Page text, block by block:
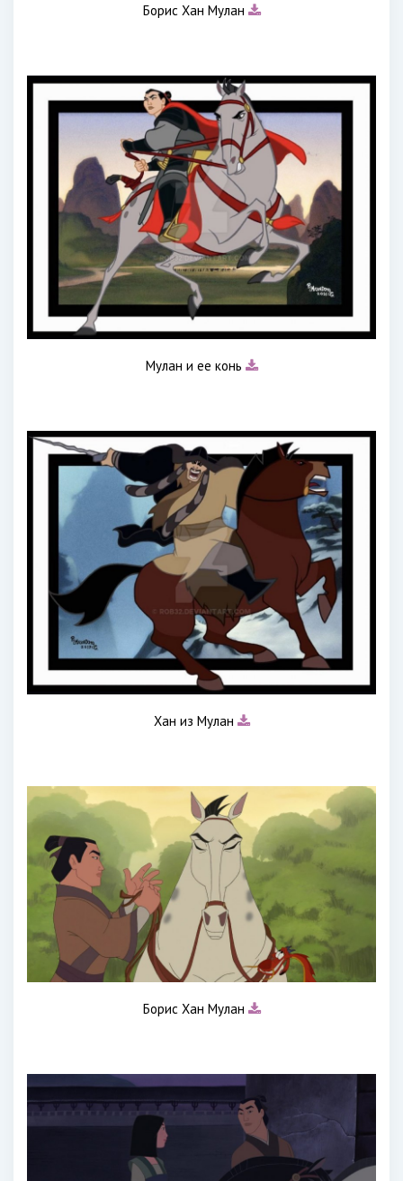
Борис Хан Мулан
Мулан и ее конь
Хан из Мулан
Борис Хан Мулан